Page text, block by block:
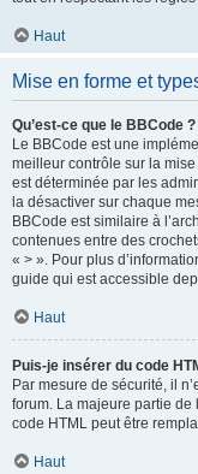
Haut
Mise en forme et
Qu’est-ce que le BBCode ?
Le BBCode est une
meilleur contrôle sur la mise
est déterminée par les
la désactiver sur chaque
BBCode est similaire à
contenues entre des
« > ». Pour plus
guide qui est accessible
Haut
Puis-je insérer du code
Par mesure de sécurité, il
forum. La majeure partie
code HTML peut être
Haut